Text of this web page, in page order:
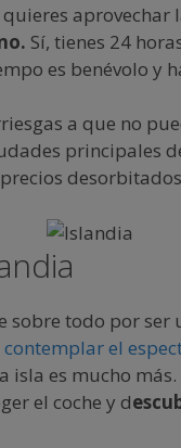
aprovechar
Sí, tienes 24
es benévolo y
a que no
principales
sobre todo por ser
contemplar el
isla es mucho más.
el coche y d